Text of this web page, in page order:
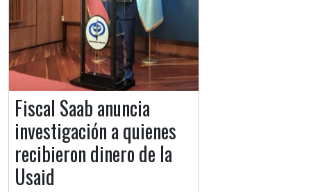
Fiscal Saab anuncia
investigación a quienes
recibieron dinero de la
Usaid